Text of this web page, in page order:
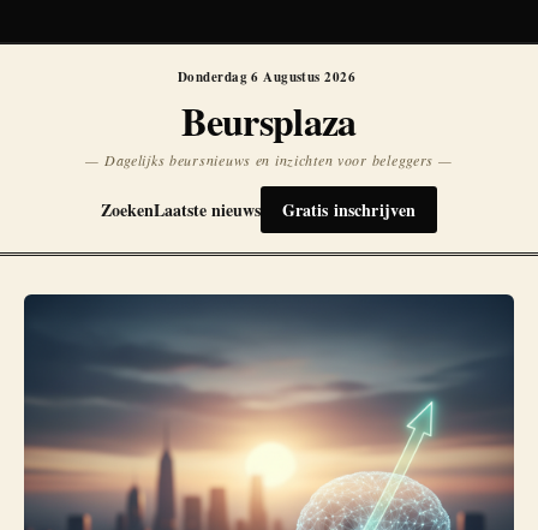
Donderdag 6 Augustus 2026
Beursplaza
— Dagelijks beursnieuws en inzichten voor beleggers —
ZoekenLaatste nieuws Gratis inschrijven